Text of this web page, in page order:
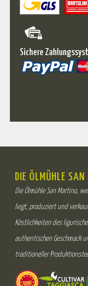
Sichere
DIE ÖLMÜHLE
Die Ölmühle San Martino,
liegt, produziert und
Köstlichkeiten des
authentischen Geschmack
traditioneller